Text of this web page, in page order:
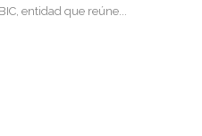
entidad que reúne...